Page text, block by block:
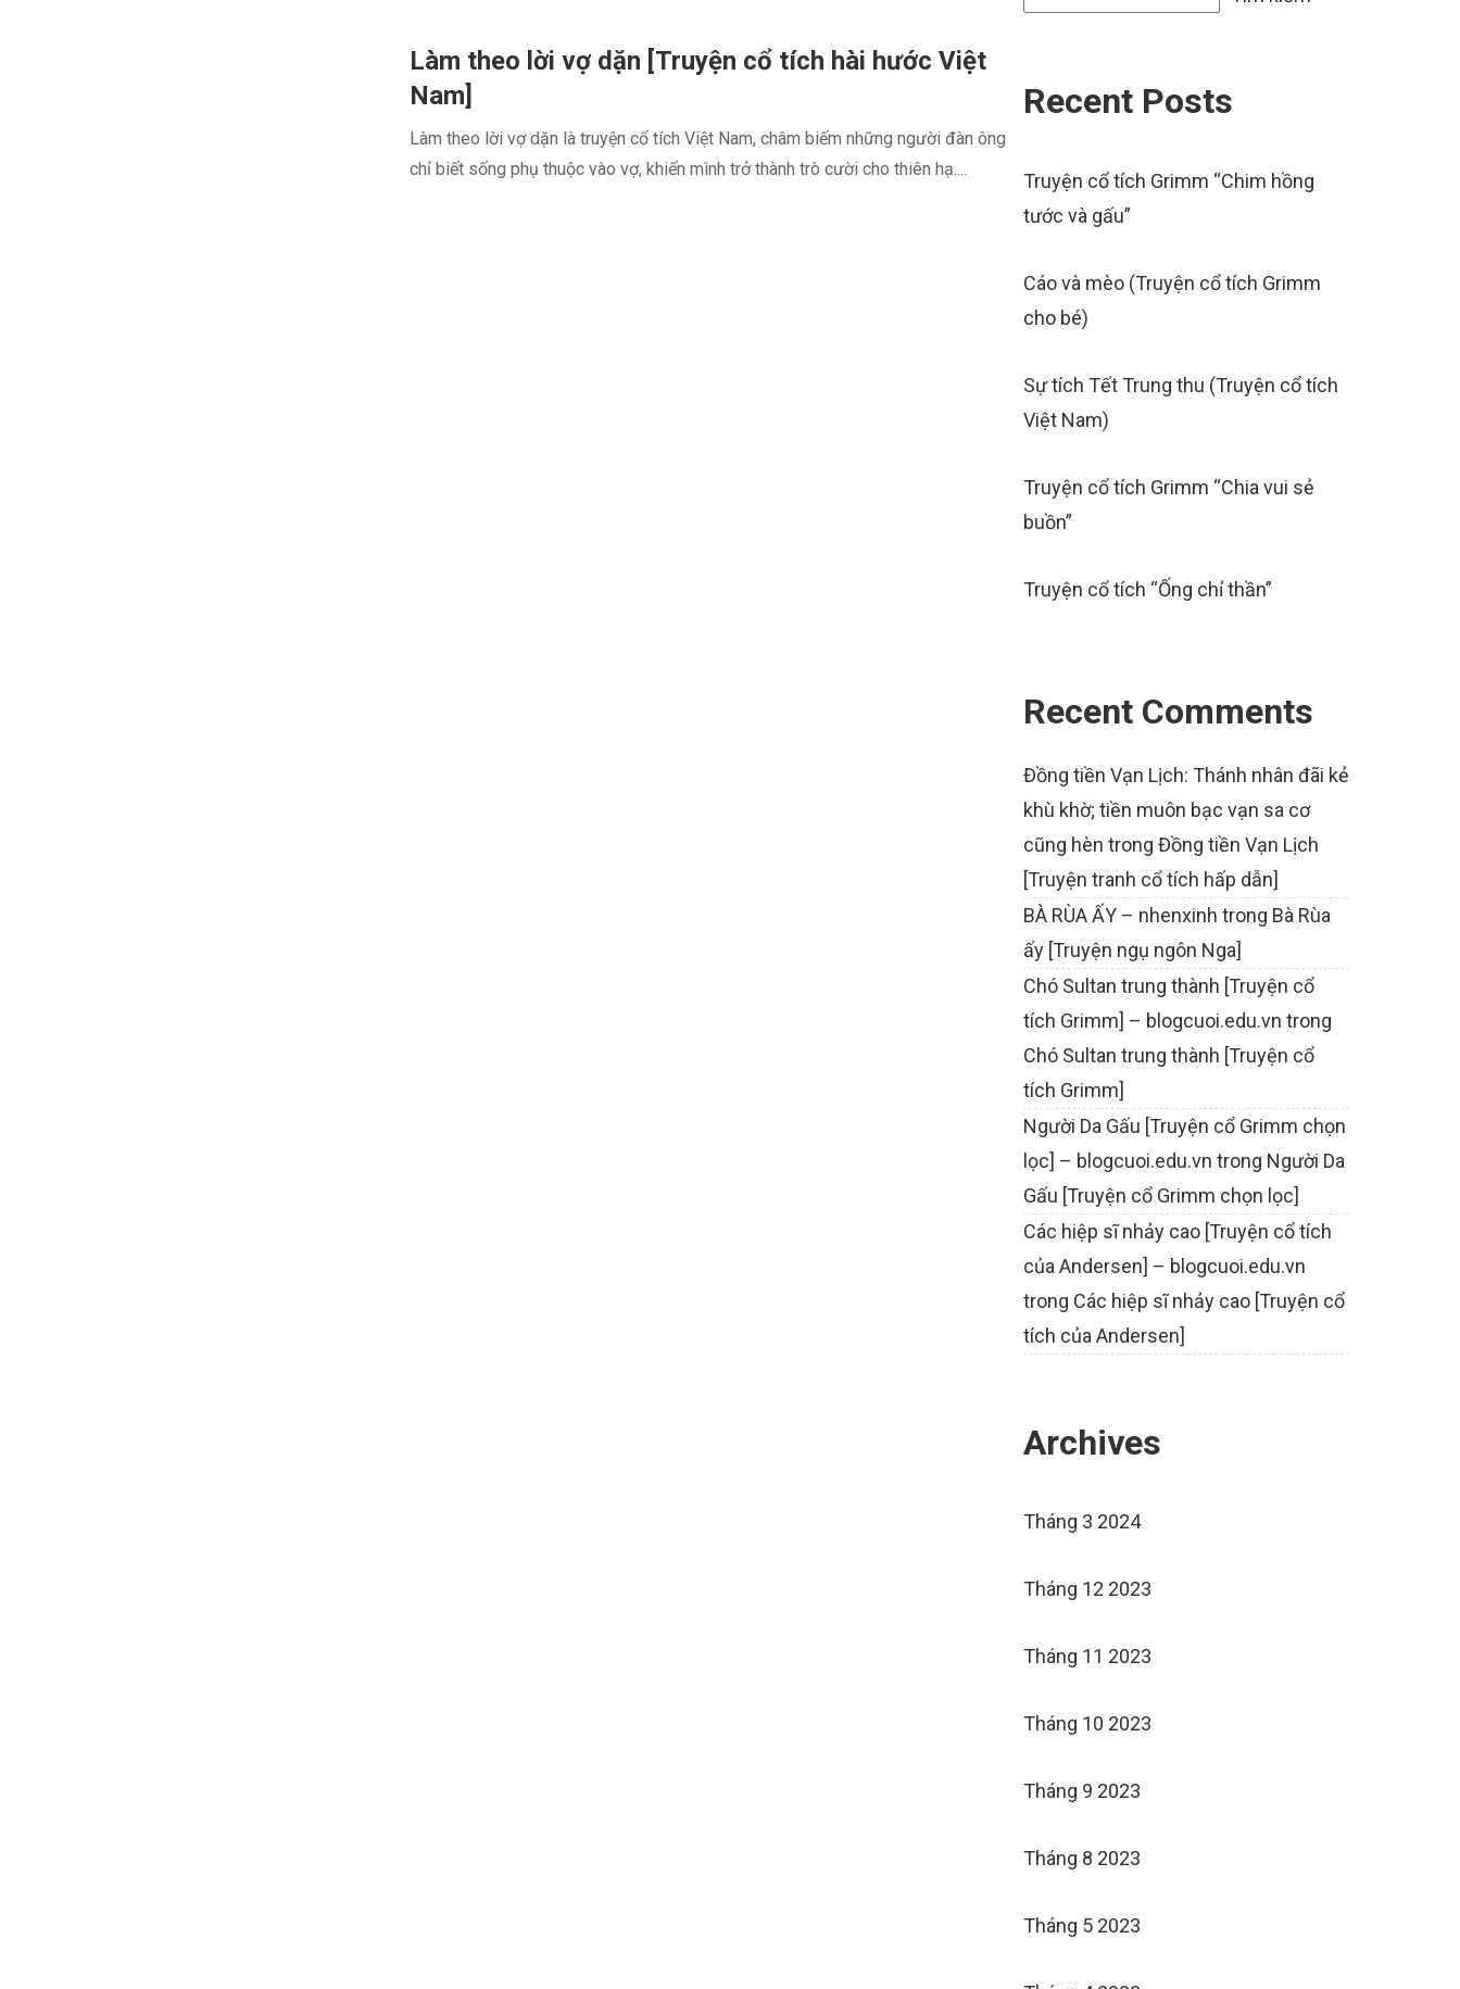
Làm theo lời vợ dặn [Truyện cổ tích hài hước Việt
Nam]
Làm theo lời vợ dặn là truyện cổ tích Việt Nam, châm biếm những người đàn ông
chỉ biết sống phụ thuộc vào vợ, khiến mình trở thành trò cười cho thiên hạ....
Recent Posts
Truyện cổ tích Grimm “Chim hồng
tước và gấu”
Cáo và mèo (Truyện cổ tích Grimm
cho bé)
Sự tích Tết Trung thu (Truyện cổ tích
Việt Nam)
Truyện cổ tích Grimm “Chia vui sẻ
buồn”
Truyện cổ tích “Ống chỉ thần”
Recent Comments
Đồng tiền Vạn Lịch: Thánh nhân đãi kẻ
khù khờ; tiền muôn bạc vạn sa cơ
cũng hèn trong Đồng tiền Vạn Lịch
[Truyện tranh cổ tích hấp dẫn]
BÀ RÙA ẤY – nhenxinh trong Bà Rùa
ấy [Truyện ngụ ngôn Nga]
Chó Sultan trung thành [Truyện cổ
tích Grimm] – blogcuoi.edu.vn trong
Chó Sultan trung thành [Truyện cổ
tích Grimm]
Người Da Gấu [Truyện cổ Grimm chọn
lọc] – blogcuoi.edu.vn trong Người Da
Gấu [Truyện cổ Grimm chọn lọc]
Các hiệp sĩ nhảy cao [Truyện cổ tích
của Andersen] – blogcuoi.edu.vn
trong Các hiệp sĩ nhảy cao [Truyện cổ
tích của Andersen]
Archives
Tháng 3 2024
Tháng 12 2023
Tháng 11 2023
Tháng 10 2023
Tháng 9 2023
Tháng 8 2023
Tháng 5 2023